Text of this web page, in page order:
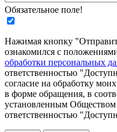
Обязательное поле!
Нажимая кнопку
ознакомился с
обработки персональных
ответственностью
согласие на обработку
в форме обращения, в
установленным Обществом
ответственностью